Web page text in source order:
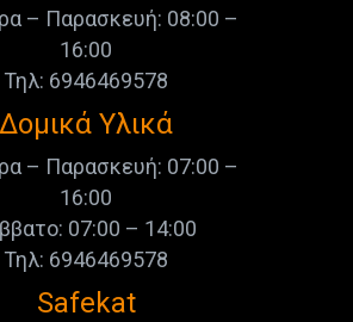
– Παρασκευή: 08:00 –
16:00
Τηλ: 6946469578
Δομικά Υλικά
– Παρασκευή: 07:00 –
16:00
07:00 – 14:00
Τηλ: 6946469578
Safekat